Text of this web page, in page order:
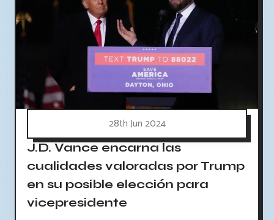
28th Jun 2024
J.D. Vance encarna las
cualidades valoradas por Trump
en su posible elección para
vicepresidente